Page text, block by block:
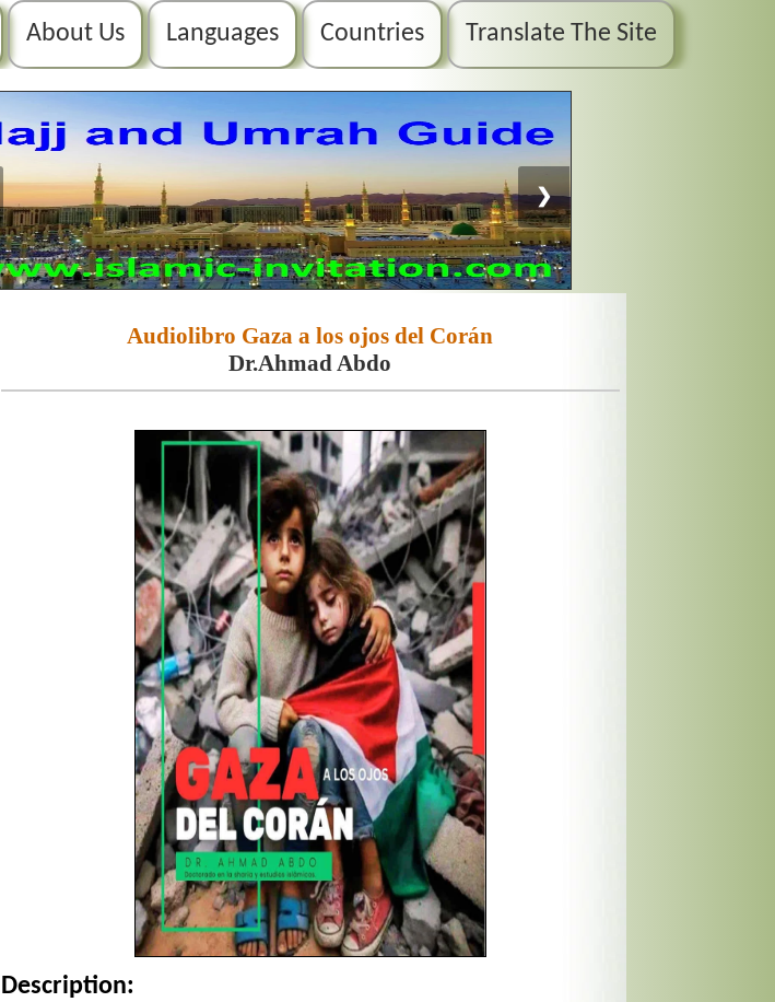
About Us Languages Countries Translate The Site
❯
Audiolibro Gaza a los ojos del Corán
Dr.Ahmad Abdo
Description: